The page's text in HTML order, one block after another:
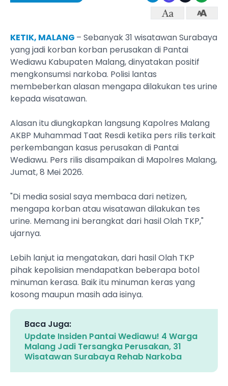
KETIK, MALANG – ‎Sebanyak 31 wisatawan Surabaya
yang jadi korban korban perusakan di Pantai
Wediawu Kabupaten Malang, dinyatakan positif
mengkonsumsi narkoba. Polisi lantas
membeberkan alasan mengapa dilakukan tes urine
kepada wisatawan.
‎Alasan itu diungkapkan langsung Kapolres Malang
AKBP Muhammad Taat Resdi ketika pers rilis terkait
perkembangan kasus perusakan di Pantai
Wediawu. Pers rilis disampaikan di Mapolres Malang,
Jumat, 8 Mei 2026.
‎"Di media sosial saya membaca dari netizen,
mengapa korban atau wisatawan dilakukan tes
urine. Memang ini berangkat dari hasil Olah TKP,"
ujarnya.
‎Lebih lanjut ia mengatakan, dari hasil Olah TKP
pihak kepolisian mendapatkan beberapa botol
minuman kerasa. Baik itu minuman keras yang
kosong maupun masih ada isinya.
Baca Juga:
Update Insiden Pantai Wediawu! 4 Warga
Malang Jadi Tersangka Perusakan, 31
Wisatawan Surabaya Rehab Narkoba